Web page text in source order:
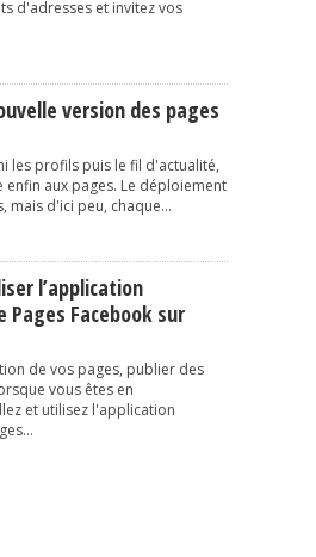
d'adresses et invitez vos
version des pages
les profils puis le fil d'actualité,
enfin aux pages. Le déploiement
mais d'ici peu, chaque...
l’application
Pages Facebook sur
de vos pages, publier des
vous êtes en
et utilisez l'application